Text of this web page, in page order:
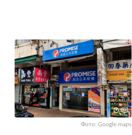
Фото: Google maps